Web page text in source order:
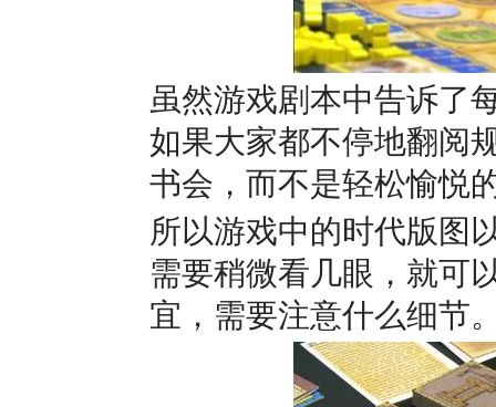
虽然游戏剧本中告诉了
如果大家都不停地翻阅
书会，而不是轻松愉悦
所以游戏中的时代版图
需要稍微看几眼，就可
宜，需要注意什么细节